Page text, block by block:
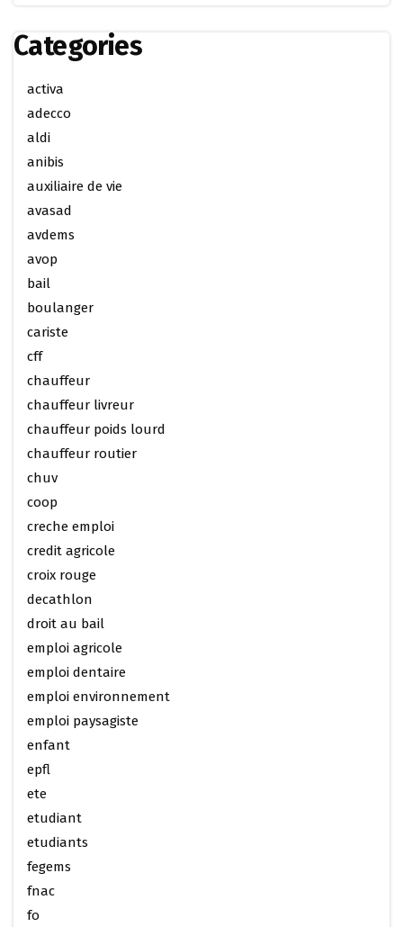
Categories
activa
adecco
aldi
anibis
auxiliaire de vie
avasad
avdems
avop
bail
boulanger
cariste
cff
chauffeur
chauffeur livreur
chauffeur poids lourd
chauffeur routier
chuv
coop
creche emploi
credit agricole
croix rouge
decathlon
droit au bail
emploi agricole
emploi dentaire
emploi environnement
emploi paysagiste
enfant
epfl
ete
etudiant
etudiants
fegems
fnac
fo